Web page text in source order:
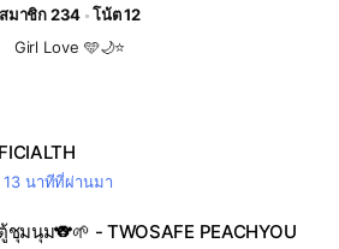
สมาชิก 234
โน้ต 12
Girl Love 🩵🌙⭐️
13 นาทีที่ผ่านมา
ชุมนุม🐨🌱 - TWOSAFE PEACHYOU